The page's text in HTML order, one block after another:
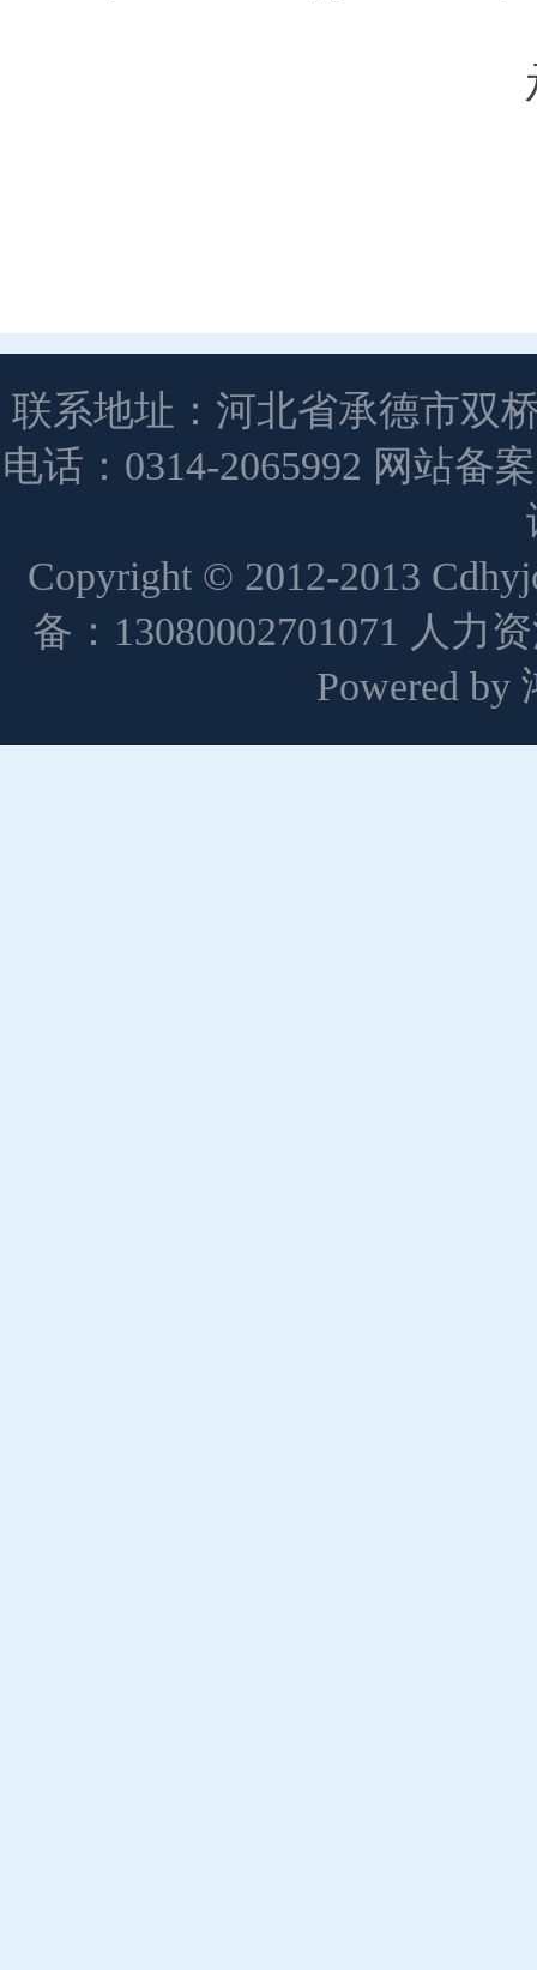
联系地址：河北省承德市双
电话：0314-2065992 网站备
Copyright © 2012-2013
备：13080002701071 人力
Powered by